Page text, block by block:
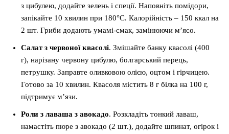
з цибулею, додайте зелень і спеції. Наповніть помідори,
запікайте 10 хвилин при 180°C. Калорійність – 150 ккал на
2 шт. Гриби додають умамі-смак, замінюючи м’ясо.
Салат з червоної квасолі. Змішайте банку квасолі (400
г), нарізану червону цибулю, болгарський перець,
петрушку. Заправте оливковою олією, оцтом і гірчицею.
Готово за 10 хвилин. Квасоля містить 8 г білка на 100 г,
підтримує м’язи.
Роли з лаваша з авокадо. Розкладіть тонкий лаваш,
намастіть пюре з авокадо (2 шт.), додайте шпинат, огірок і